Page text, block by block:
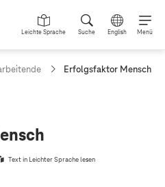
Leichte Sprache Suche English Menü
a
Erfolgsfaktor Mensch
Text in Leichter Sprache lesen